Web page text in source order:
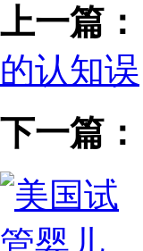
上一篇：
的认知误
下一篇：